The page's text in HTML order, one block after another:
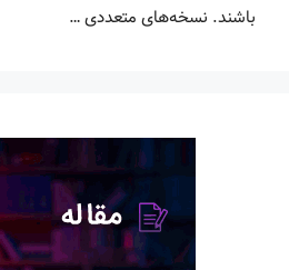
باشند. نسخه‌های متعددی …